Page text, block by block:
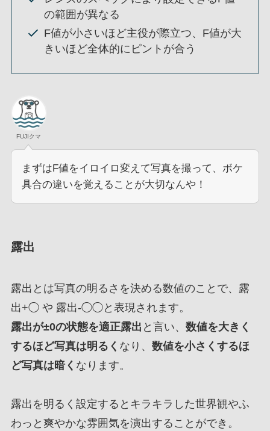
の範囲が異なる
F値が小さいほど主役が際立つ、F値が大
きいほど全体的にピントが合う
FUJIクマ
まずはF値をイロイロ変えて写真を撮って、ボケ
具合の違いを覚えることが大切なんや！
露出
露出とは写真の明るさを決める数値のことで、露
出+◯ や 露出-◯◯と表現されます。
露出が±0の状態を適正露出 と言い、 数値を大きく
するほど写真は明るく なり、 数値を小さくするほ
ど写真は暗く なります。
露出を明るく設定するとキラキラした世界観やふ
わっと爽やかな雰囲気を演出することができ。